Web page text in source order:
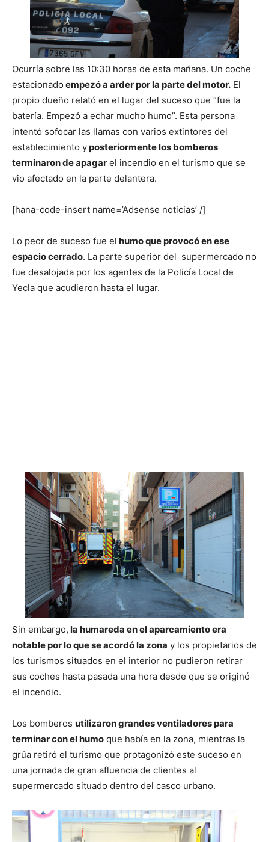
Ocurría sobre las 10:30 horas de esta mañana. Un coche
estacionado empezó a arder por la parte del motor. El
propio dueño relató en el lugar del suceso que “fue la
batería. Empezó a echar mucho humo”. Esta persona
intentó sofocar las llamas con varios extintores del
establecimiento yposteriormente los bomberos
terminaron de apagar el incendio en el turismo que se
vio afectado en la parte delantera.
[hana-code-insert name=’Adsense noticias’ /]
Lo peor de suceso fue el humo que provocó en ese
espacio cerrado. La parte superior del supermercado no
fue desalojada por los agentes de la Policía Local de
Yecla que acudieron hasta el lugar.
Sin embargo, la humareda en el aparcamiento era
notable por lo que se acordó la zona y los propietarios de
los turismos situados en el interior no pudieron retirar
sus coches hasta pasada una hora desde que se originó
el incendio.
Los bomberos utilizaron grandes ventiladores para
terminar con el humo que había en la zona, mientras la
grúa retiró el turismo que protagonizó este suceso en
una jornada de gran afluencia de clientes al
supermercado situado dentro del casco urbano.